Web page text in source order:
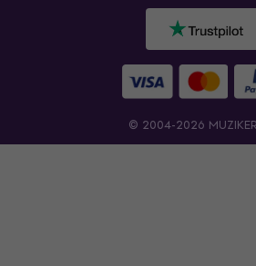
© 2004-2026